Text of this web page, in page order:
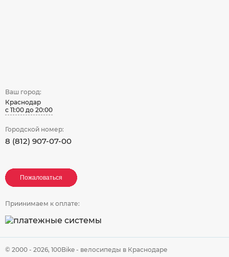
Ваш город:
Краснодар
с 11:00 до 20:00
Городской номер:
8 (812) 907-07-00
Пожаловаться
Пожаловаться
Пожаловаться
Приинимаем к оплате:
© 2000 - 2026, 100Bike - велосипеды в Краснодаре